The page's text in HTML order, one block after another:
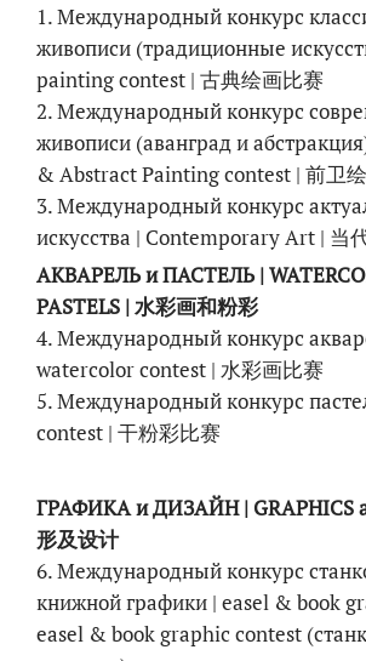
1. Международный конкурс
живописи (традиционные
painting contest | 古典绘画比赛
2. Международный конкурс
живописи (аванград и
& Abstract Painting contest | 前卫
3. Международный конкурс
искусства | Contemporary Art | 当
АКВАРЕЛЬ и ПАСТЕЛЬ |
PASTELS | 水彩画和粉彩
4. Международный конкурс
watercolor contest | 水彩画比赛
5. Международный конкурс
contest | 干粉彩比赛
ГРАФИКА и ДИЗАЙН | GRAPHICS
形及设计
6. Международный конкурс
книжной графики | easel & book
easel & book graphic contest